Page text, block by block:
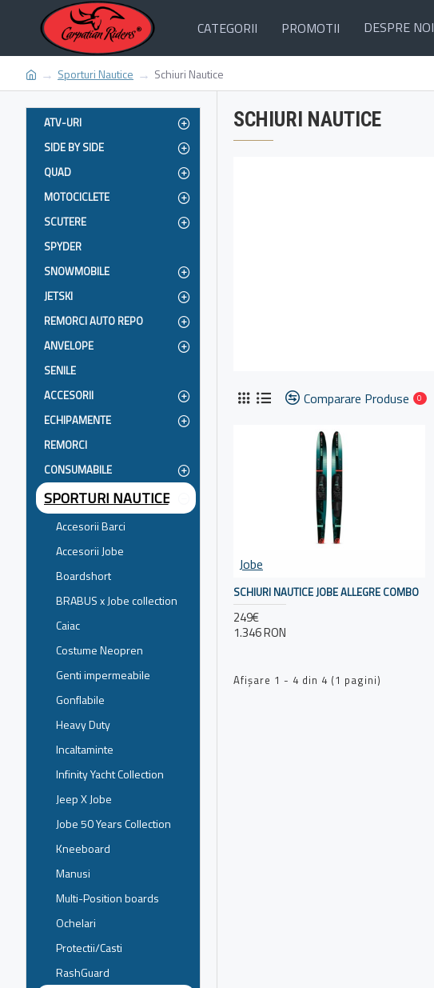
CATEGORII PROMOTII DESPRE NOI
Sporturi Nautice Schiuri Nautice
ATV-URI
SIDE BY SIDE
QUAD
MOTOCICLETE
SCUTERE
SPYDER
SNOWMOBILE
JETSKI
REMORCI AUTO REPO
ANVELOPE
SENILE
ACCESORII
ECHIPAMENTE
REMORCI
CONSUMABILE
SPORTURI NAUTICE
Accesorii Barci
Accesorii Jobe
Boardshort
BRABUS x Jobe collection
Caiac
Costume Neopren
Genti impermeabile
Gonflabile
Heavy Duty
Incaltaminte
Infinity Yacht Collection
Jeep X Jobe
Jobe 50 Years Collection
Kneeboard
Manusi
Multi-Position boards
Ochelari
Protectii/Casti
RashGuard
SCHIURI NAUTICE
Comparare Produse 0
Jobe
SCHIURI NAUTICE JOBE ALLEGRE COMBO
249€
1.346 RON
Afişare 1 - 4 din 4 (1 pagini)